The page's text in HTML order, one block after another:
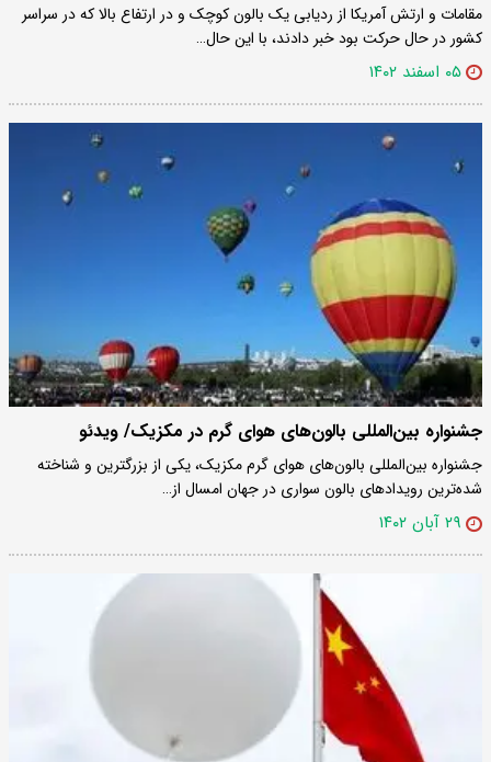
مقامات و ارتش آمریکا از ردیابی یک بالون کوچک و در ارتفاع بالا که در سراسر
کشور در حال حرکت بود خبر دادند، با این حال…
۰۵ اسفند ۱۴۰۲
جشنواره بین‌المللی بالون‌های هوای گرم در مکزیک/ ویدئو
جشنواره بین‌المللی بالون‌های هوای گرم مکزیک، یکی از بزرگترین و شناخته
شده‌ترین رویداد‌های بالون سواری در جهان امسال از…
۲۹ آبان ۱۴۰۲